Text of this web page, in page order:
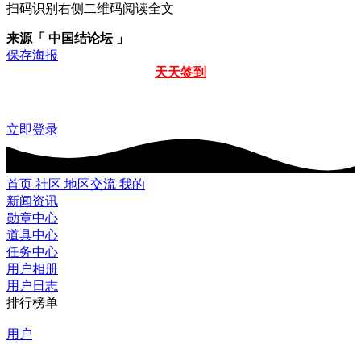
扫码识别右侧二维码阅读全文
来源「 中国结论坛 」
保存海报
天天签到
立即登录
首页 社区 地区交流 我的
新闻资讯
勋章中心
道具中心
任务中心
用户相册
用户日志
排行榜单
用户